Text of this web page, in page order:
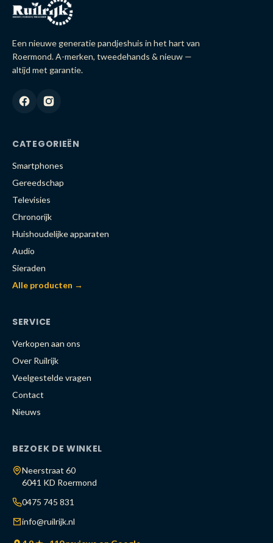
Een nieuwe generatie pandjeshuis in het hart van
Roermond. A-merken, tweedehands & nieuw —
altijd met garantie.
CATEGORIEËN
Smartphones
Gereedschap
Televisies
Chronorijk
Huishoudelijke apparaten
Audio
Sieraden
Alle producten →
SERVICE
Verkopen aan ons
Over Ruilrijk
Veelgestelde vragen
Contact
Nieuws
BEZOEK DE WINKEL
Neerstraat 60
6041 KD Roermond
0475 745 831
info@ruilrijk.nl